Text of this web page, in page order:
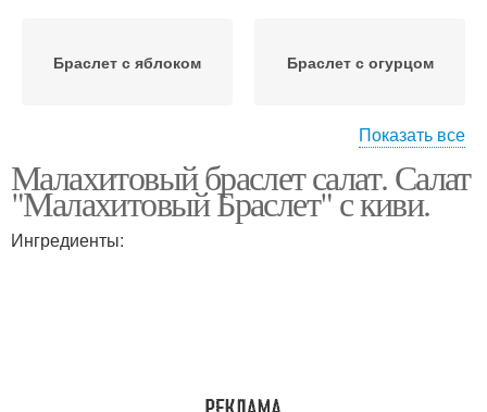
Браслет с яблоком Браслет с огурцом
Гранатовый браслет Браслет с сыром
Показать все
Малахитовый браслет салат. Салат
"Малахитовый Браслет" с киви.
Ингредиенты: